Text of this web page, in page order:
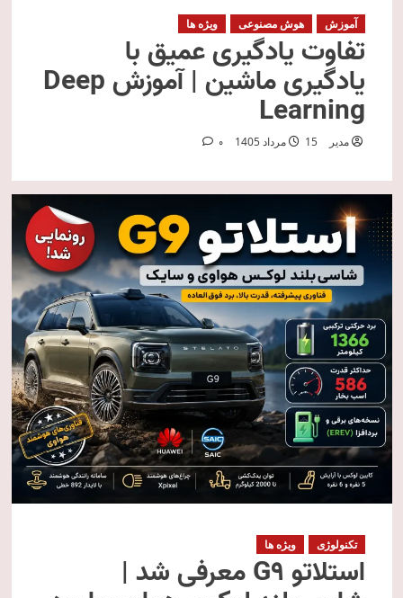
آموزش هوش مصنوعی ویژه ها
تفاوت یادگیری عمیق با
یادگیری ماشین | آموزش Deep
Learning
مدیر 15 مرداد 1405 0
تکنولوژی ویژه ها
استلاتو G9 معرفی شد |